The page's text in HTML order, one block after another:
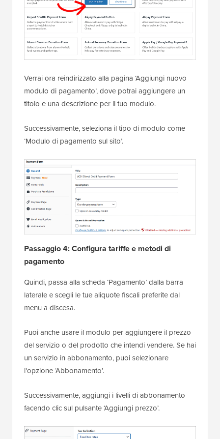
Verrai ora reindirizzato alla pagina ‘Aggiungi nuovo
modulo di pagamento’, dove potrai aggiungere un
titolo e una descrizione per il tuo modulo.
Successivamente, seleziona il tipo di modulo come
‘Modulo di pagamento sul sito’.
Passaggio 4: Configura tariffe e metodi di
pagamento
Quindi, passa alla scheda ‘Pagamento’ dalla barra
laterale e scegli le tue aliquote fiscali preferite dal
menu a discesa.
Puoi anche usare il modulo per aggiungere il prezzo
del servizio o del prodotto che intendi vendere. Se hai
un servizio in abbonamento, puoi selezionare
l'opzione ‘Abbonamento’.
Successivamente, aggiungi i livelli di abbonamento
facendo clic sul pulsante ‘Aggiungi prezzo’.